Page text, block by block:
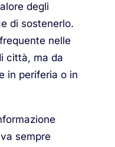
degli
di sostenerlo.
nelle
città, ma da
in periferia o in
sempre